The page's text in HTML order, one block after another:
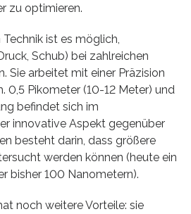
zu optimieren.
ist es möglich,
Schub) bei zahlreichen
Sie arbeitet mit einer Präzision
0,5 Pikometer (10-12 Meter) und
befindet sich im
innovative Aspekt gegenüber
besteht darin, dass größere
werden können (heute ein
bisher 100 Nanometern).
noch weitere Vorteile: sie